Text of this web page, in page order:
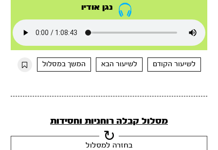
נגן אודיו
לשיעור הקודם לשיעור הבא המשך במסלול
מסלול קבלה רוחניות וחסידות
בחזרה למסלול